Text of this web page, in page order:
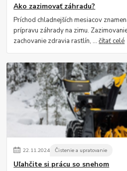
Ako zazimovať záhradu?
Príchod chladnejších mesiacov
prípravu záhrady na zimu.
zachovanie zdravia rastlín, ...čítať celé
22.11.2024 Čistenie a upratovanie
Uľahčite si prácu so snehom